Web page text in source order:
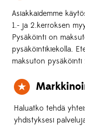
Asiakkaidemme
1.- ja 2.kerroksen
Pysäköinti on
pysäköintikiekolla.
maksuton
Haluatko tehdä
yhdistyksesi